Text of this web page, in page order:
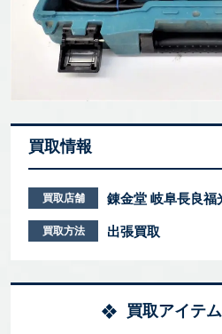
買取情報
買取店舗 錬金堂 岐阜長良福
買取方法 出張買取
買取アイテ